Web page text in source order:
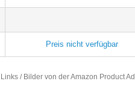
Preis nicht verfügbar
/ Bilder von der Amazon Product